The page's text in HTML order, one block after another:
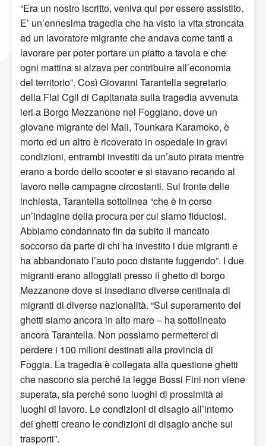
“Era un nostro iscritto, veniva qui per essere assistito.
E’ un’ennesima tragedia che ha visto la vita stroncata
ad un lavoratore migrante che andava come tanti a
lavorare per poter portare un piatto a tavola e che
ogni mattina si alzava per contribuire all’economia
del territorio”. Così Giovanni Tarantella segretario
della Flai Cgil di Capitanata sulla tragedia avvenuta
ieri a Borgo Mezzanone nel Foggiano, dove un
giovane migrante del Mali, Tounkara Karamoko, è
morto ed un altro è ricoverato in ospedale in gravi
condizioni, entrambi investiti da un’auto pirata mentre
erano a bordo dello scooter e si stavano recando al
lavoro nelle campagne circostanti. Sul fronte delle
inchiesta, Tarantella sottolinea “che è in corso
un’indagine della procura per cui siamo fiduciosi.
Abbiamo condannato fin da subito il mancato
soccorso da parte di chi ha investito i due migranti e
ha abbandonato l’auto poco distante fuggendo”. I due
migranti erano alloggiati presso il ghetto di borgo
Mezzanone dove si insediano diverse centinaia di
migranti di diverse nazionalità. “Sul superamento dei
ghetti siamo ancora in alto mare – ha sottolineato
ancora Tarantella. Non possiamo permetterci di
perdere i 100 milioni destinati alla provincia di
Foggia. La tragedia è collegata alla questione ghetti
che nascono sia perché la legge Bossi Fini non viene
superata, sia perché sono luoghi di prossimità ai
luoghi di lavoro. Le condizioni di disagio all’interno
dei ghetti creano le condizioni di disagio anche sui
trasporti”.